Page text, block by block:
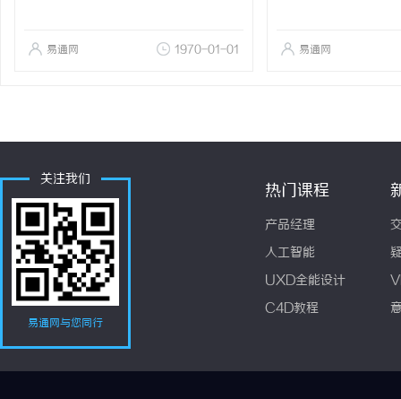
易通网 1970-01-01 易通网
关注我们
易通网与您同行
热门课程
产品经理
人工智能
UXD全能设计
C4D教程